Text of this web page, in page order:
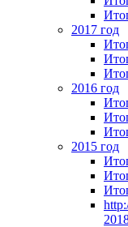
2017 год
2016 год
2015 год